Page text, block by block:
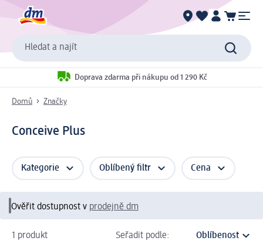
Hledat a najít
Doprava zdarma při nákupu od 1 290 Kč
Domů Značky
Conceive Plus
Kategorie Oblíbený filtr Cena
Ověřit dostupnost v prodejně dm
1 produkt Seřadit podle: